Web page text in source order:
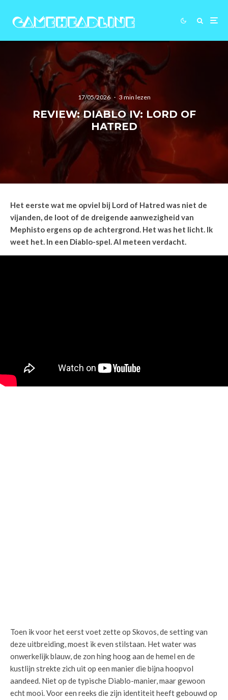
17/05/2026 · 3 min lezen
REVIEW: DIABLO IV: LORD OF
HATRED
Het eerste wat me opviel bij Lord of Hatred was niet de
vijanden, de loot of de dreigende aanwezigheid van
Mephisto ergens op de achtergrond. Het was het licht. Ik
weet het. In een Diablo-spel. Al meteen verdacht.
Toen ik voor het eerst voet zette op Skovos, de setting van
deze uitbreiding, moest ik even stilstaan. Het water was
onwerkelijk blauw, de zon hing hoog aan de hemel en de
kustlijn strekte zich uit op een manier die bijna hoopvol
aandeed. Niet op de typische Diablo-manier, maar gewoon
echt mooi. Voor een reeks die zijn identiteit heeft gebouwd op